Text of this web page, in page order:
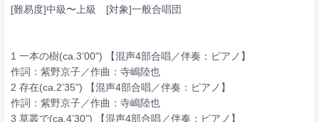
[難易度]中級〜上級 [対象]一般合唱団
1 一本の樹(ca.3’00") 【混声4部合唱／伴奏：ピアノ】
作詞：紫野京子／作曲：寺嶋陸也
2 存在(ca.2’35") 【混声4部合唱／伴奏：ピアノ】
作詞：紫野京子／作曲：寺嶋陸也
3 草叢で(ca.4’30") 【混声4部合唱／伴奏：ピアノ】